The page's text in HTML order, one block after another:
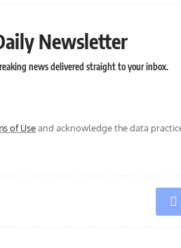
Newsletter
news delivered straight to your inbox.
of Useand acknowledge the data